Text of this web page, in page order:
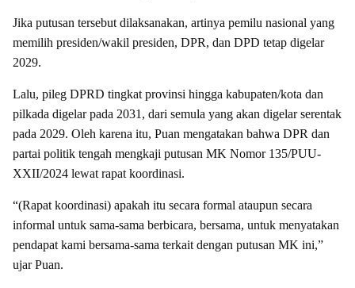
Jika putusan tersebut dilaksanakan, artinya pemilu nasional yang
memilih presiden/wakil presiden, DPR, dan DPD tetap digelar
2029.
Lalu, pileg DPRD tingkat provinsi hingga kabupaten/kota dan
pilkada digelar pada 2031, dari semula yang akan digelar serentak
pada 2029. Oleh karena itu, Puan mengatakan bahwa DPR dan
partai politik tengah mengkaji putusan MK Nomor 135/PUU-
XXII/2024 lewat rapat koordinasi.
“(Rapat koordinasi) apakah itu secara formal ataupun secara
informal untuk sama-sama berbicara, bersama, untuk menyatakan
pendapat kami bersama-sama terkait dengan putusan MK ini,”
ujar Puan.